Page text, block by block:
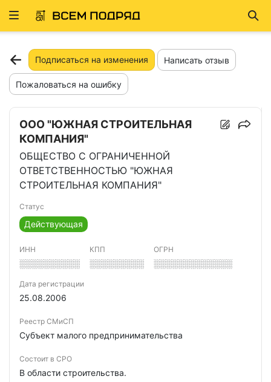
Развернуть
Подписаться на изменения Написать отзыв
Пожаловаться на ошибку
ООО "ЮЖНАЯ СТРОИТЕЛЬНАЯ
КОМПАНИЯ"
ОБЩЕСТВО С ОГРАНИЧЕННОЙ
ОТВЕТСТВЕННОСТЬЮ "ЮЖНАЯ
СТРОИТЕЛЬНАЯ КОМПАНИЯ"
Статус
Действующая
ИНН
░░░░░░░░░░
КПП
░░░░░░░░░
ОГРН
░░░░░░░░░░░░░
Дата регистрации
25.08.2006
Реестр СМиСП
Субъект малого предпринимательства
Состоит в СРО
В области строительства.